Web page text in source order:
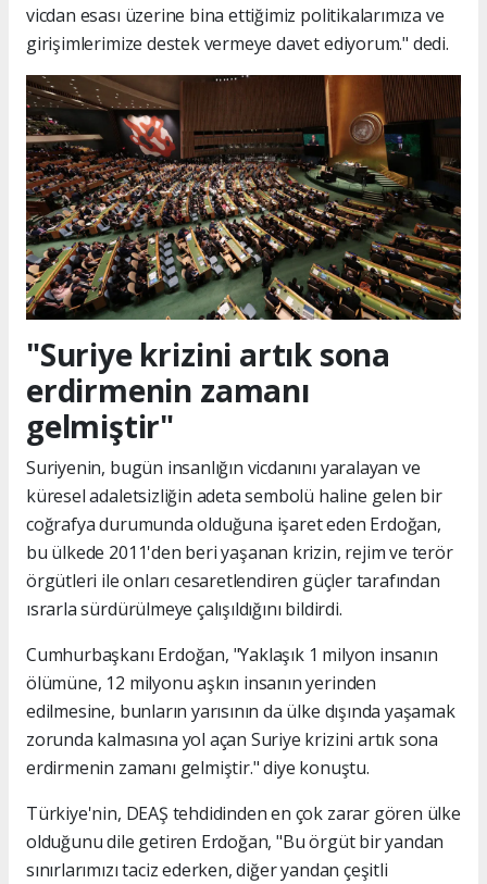
vicdan esası üzerine bina ettiğimiz politikalarımıza ve
girişimlerimize destek vermeye davet ediyorum." dedi.
"Suriye krizini artık sona
erdirmenin zamanı
gelmiştir"
Suriyenin, bugün insanlığın vicdanını yaralayan ve
küresel adaletsizliğin adeta sembolü haline gelen bir
coğrafya durumunda olduğuna işaret eden Erdoğan,
bu ülkede 2011'den beri yaşanan krizin, rejim ve terör
örgütleri ile onları cesaretlendiren güçler tarafından
ısrarla sürdürülmeye çalışıldığını bildirdi.
Cumhurbaşkanı Erdoğan, "Yaklaşık 1 milyon insanın
ölümüne, 12 milyonu aşkın insanın yerinden
edilmesine, bunların yarısının da ülke dışında yaşamak
zorunda kalmasına yol açan Suriye krizini artık sona
erdirmenin zamanı gelmiştir." diye konuştu.
Türkiye'nin, DEAŞ tehdidinden en çok zarar gören ülke
olduğunu dile getiren Erdoğan, "Bu örgüt bir yandan
sınırlarımızı taciz ederken, diğer yandan çeşitli